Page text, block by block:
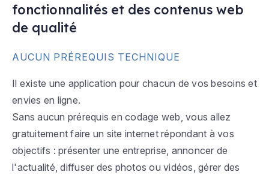
fonctionnalités et des contenus web
de qualité
AUCUN PRÉREQUIS TECHNIQUE
Il existe une application pour chacun de vos besoins et
envies en ligne.
Sans aucun prérequis en codage web, vous allez
gratuitement faire un site internet répondant à vos
objectifs : présenter une entreprise, annoncer de
l'actualité, diffuser des photos ou vidéos, gérer des